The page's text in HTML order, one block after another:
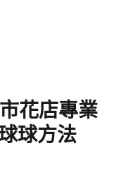
花店專業
球方法